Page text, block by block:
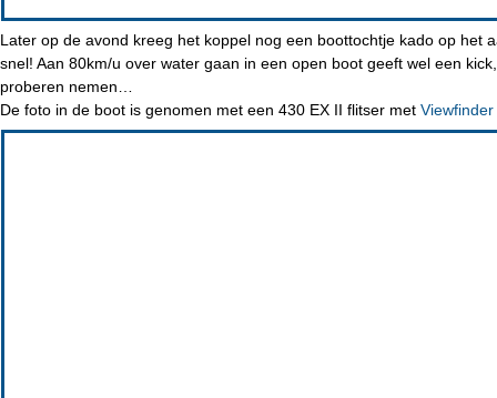
Later op de avond kreeg het koppel nog een boottochtje kado op het
snel! Aan 80km/u over water gaan in een open boot geeft wel een
proberen nemen…
De foto in de boot is genomen met een 430 EX II flitser met